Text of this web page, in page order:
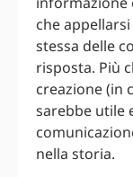
che
stessa delle
risposta. Più
creazione (in
sarebbe utile
nella storia.